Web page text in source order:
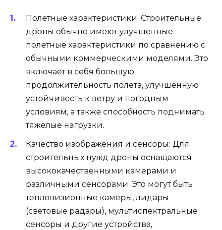
Полетные характеристики: Строительные
дроны обычно имеют улучшенные
полетные характеристики по сравнению с
обычными коммерческими моделями. Это
включает в себя большую
продолжительность полета, улучшенную
устойчивость к ветру и погодным
условиям, а также способность поднимать
тяжелые нагрузки.
Качество изображения и сенсоры: Для
строительных нужд дроны оснащаются
высококачественными камерами и
различными сенсорами. Это могут быть
тепловизионные камеры, лидары
(световые радары), мультиспектральные
сенсоры и другие устройства,